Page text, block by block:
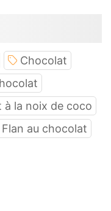
Chocolat
à la noix de coco
Flan au chocolat